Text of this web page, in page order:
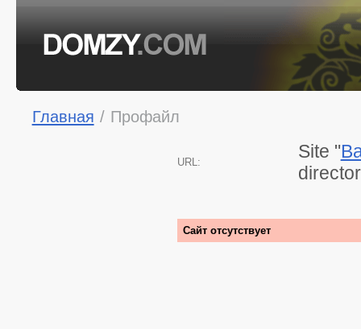
Главная / Профайл
URL:
Site "
Сайт отсутствует